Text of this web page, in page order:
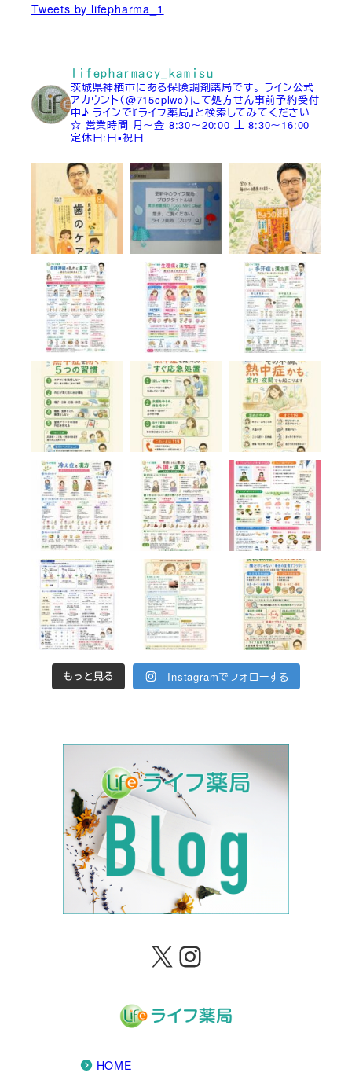
Tweets by lifepharma_1
lifepharmacy_kamisu
茨城県神栖市にある保険調剤薬局です。 ライン公式
アカウント（@715cplwc）にて処方せん事前予約受付
中♪ ラインで『ライフ薬局』と検索してみてください
☆ 営業時間 月～金 8:30～20:00 土 8:30～16:00
定休日:日▪祝日
もっと見る Instagramでフォローする
X Instagram
HOME